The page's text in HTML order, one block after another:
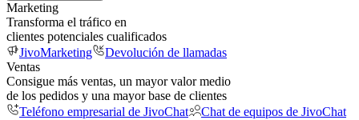
Marketing
Transforma el tráfico en
clientes potenciales cualificados
JivoMarketing
Devolución de llamadas
Ventas
Consigue más ventas, un mayor valor medio
de los pedidos y una mayor base de clientes
Teléfono empresarial de JivoChat
Chat de equipos de JivoChat